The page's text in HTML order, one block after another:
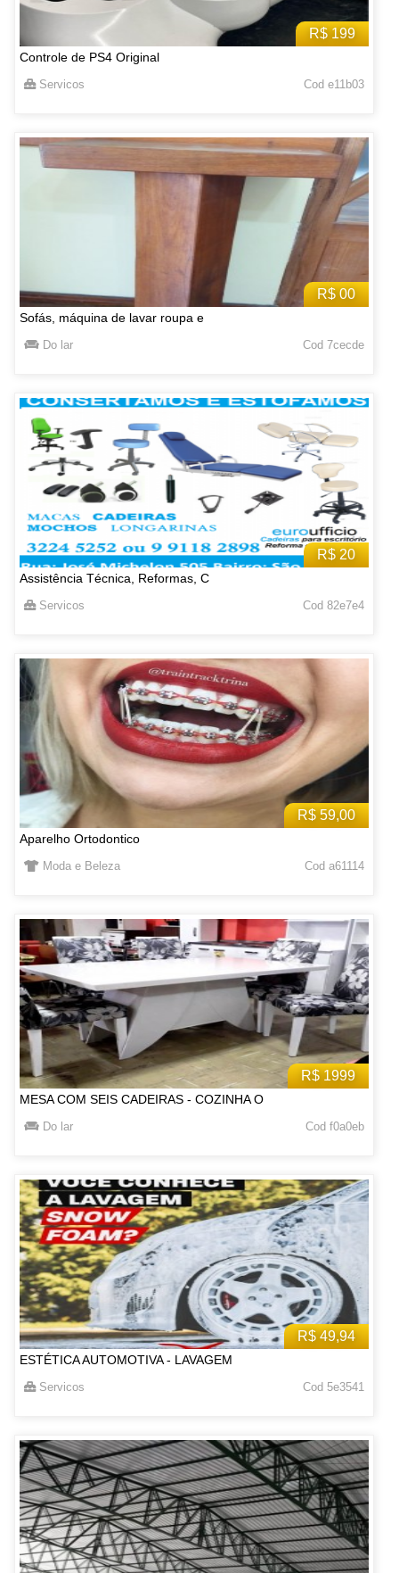
R$ 199
Controle de PS4 Original
Servicos Cod e11b03
R$ 00
Sofás, máquina de lavar roupa e
Do lar Cod 7cecde
R$ 20
Assistência Técnica, Reformas, C
Servicos Cod 82e7e4
R$ 59,00
Aparelho Ortodontico
Moda e Beleza Cod a61114
R$ 1999
MESA COM SEIS CADEIRAS - COZINHA O
Do lar Cod f0a0eb
R$ 49,94
ESTÉTICA AUTOMOTIVA - LAVAGEM
Servicos Cod 5e3541